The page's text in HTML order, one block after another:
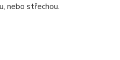
nebo střechou.